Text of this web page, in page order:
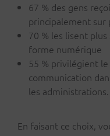
67 % des gens
principalement sur
70 % les lisent
forme numérique
55 % privilégient
communication
les administrations.
En faisant ce choix,